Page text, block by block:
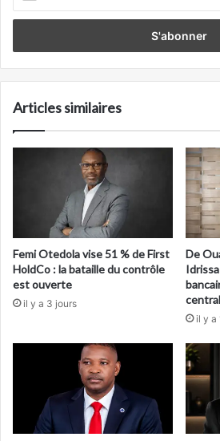
votre
adresse
Articles similaires
Femi Otedola vise 51 % de First
HoldCo : la bataille du contrôle
est ouverte
il y a 3 jours
De
il y a